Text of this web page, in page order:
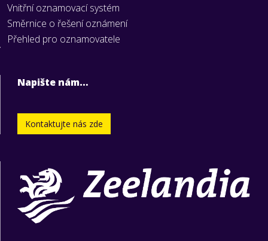
Vnitřní oznamovací systém
Směrnice o řešení oznámení
Přehled pro oznamovatele
Napište nám…
Kontaktujte nás zde